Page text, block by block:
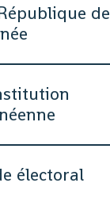
de
électoral